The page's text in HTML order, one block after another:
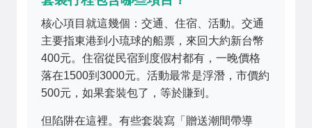
核心項目就這幾個：交通、住宿、活動。交通
主要指東港到小琉球的船票，來回大約新台幣
400元。住宿從民宿到度假村都有，一晚價格
落在1500到3000元。活動最常是浮潛，市價約
500元，如果套裝包了，等於賺到。
但陷阱在這裡。有些套裝寫「贈送潮間帶導